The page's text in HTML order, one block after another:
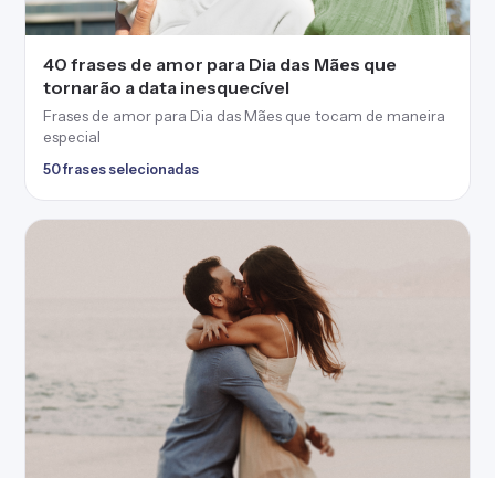
40 frases de amor para Dia das Mães que
tornarão a data inesquecível
Frases de amor para Dia das Mães que tocam de maneira
especial
50 frases selecionadas